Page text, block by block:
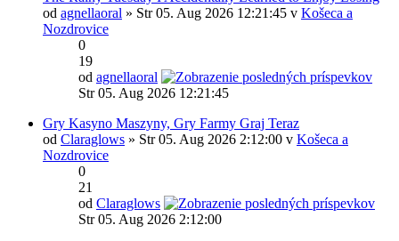
od agnellaoral » Str 05. Aug 2026 12:21:45 v Košeca a
Nozdrovice
0
19
od agnellaoral
Str 05. Aug 2026 12:21:45
Gry Kasyno Maszyny, Gry Farmy Graj Teraz
od Claraglows » Str 05. Aug 2026 2:12:00 v Košeca a
Nozdrovice
0
21
od Claraglows
Str 05. Aug 2026 2:12:00